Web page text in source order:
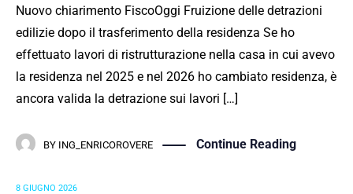
Nuovo chiarimento FiscoOggi Fruizione delle detrazioni
edilizie dopo il trasferimento della residenza Se ho
effettuato lavori di ristrutturazione nella casa in cui avevo
la residenza nel 2025 e nel 2026 ho cambiato residenza, è
ancora valida la detrazione sui lavori […]
BY ING_ENRICOROVERE Continue Reading
8 GIUGNO 2026